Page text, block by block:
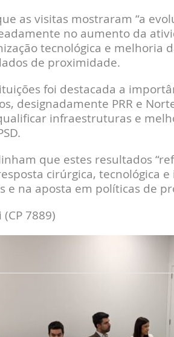
as visitas mostraram “a
no aumento da
tecnológica e melhoria
de proximidade.
foi destacada a
designadamente PRR e
infraestruturas e
que estes resultados
cirúrgica, tecnológica
e na aposta em políticas de
7889)